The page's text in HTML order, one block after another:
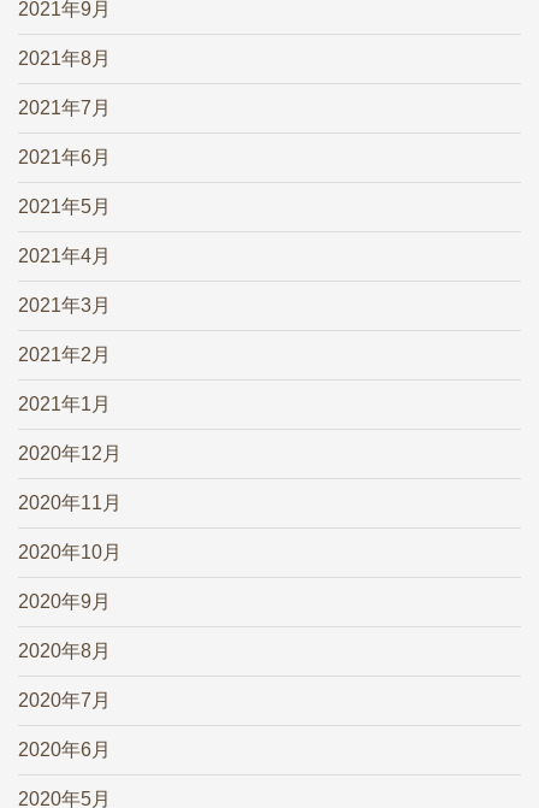
2021年9月
2021年8月
2021年7月
2021年6月
2021年5月
2021年4月
2021年3月
2021年2月
2021年1月
2020年12月
2020年11月
2020年10月
2020年9月
2020年8月
2020年7月
2020年6月
2020年5月